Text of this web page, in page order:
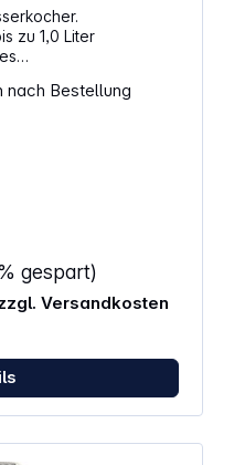
Einhandbedienung
nach Bestellung
gespart)
Versandkosten